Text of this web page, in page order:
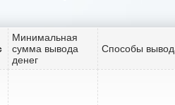
Минимальная
сумма вывода
денег
Способы